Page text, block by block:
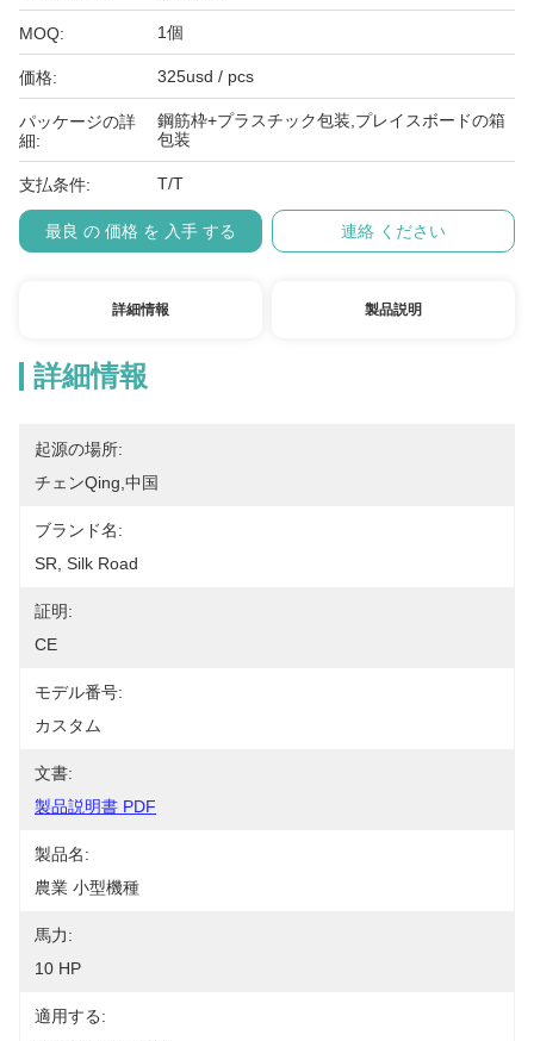
MOQ: 1個
価格: 325usd / pcs
パッケージの詳
細:
鋼筋枠+プラスチック包装,プレイスボードの箱
包装
支払条件: T/T
最良 の 価格 を 入手 する 連絡 ください
詳細情報 製品説明
詳細情報
起源の場所:
チェンqing,中国
ブランド名:
SR, Silk Road
証明:
CE
モデル番号:
カスタム
文書:
製品説明書 PDF
製品名:
農業 小型機種
馬力:
10 HP
適用する: